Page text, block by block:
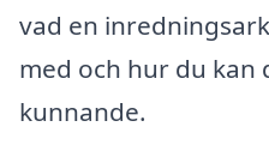
vad en
med och hur du kan
kunnande.